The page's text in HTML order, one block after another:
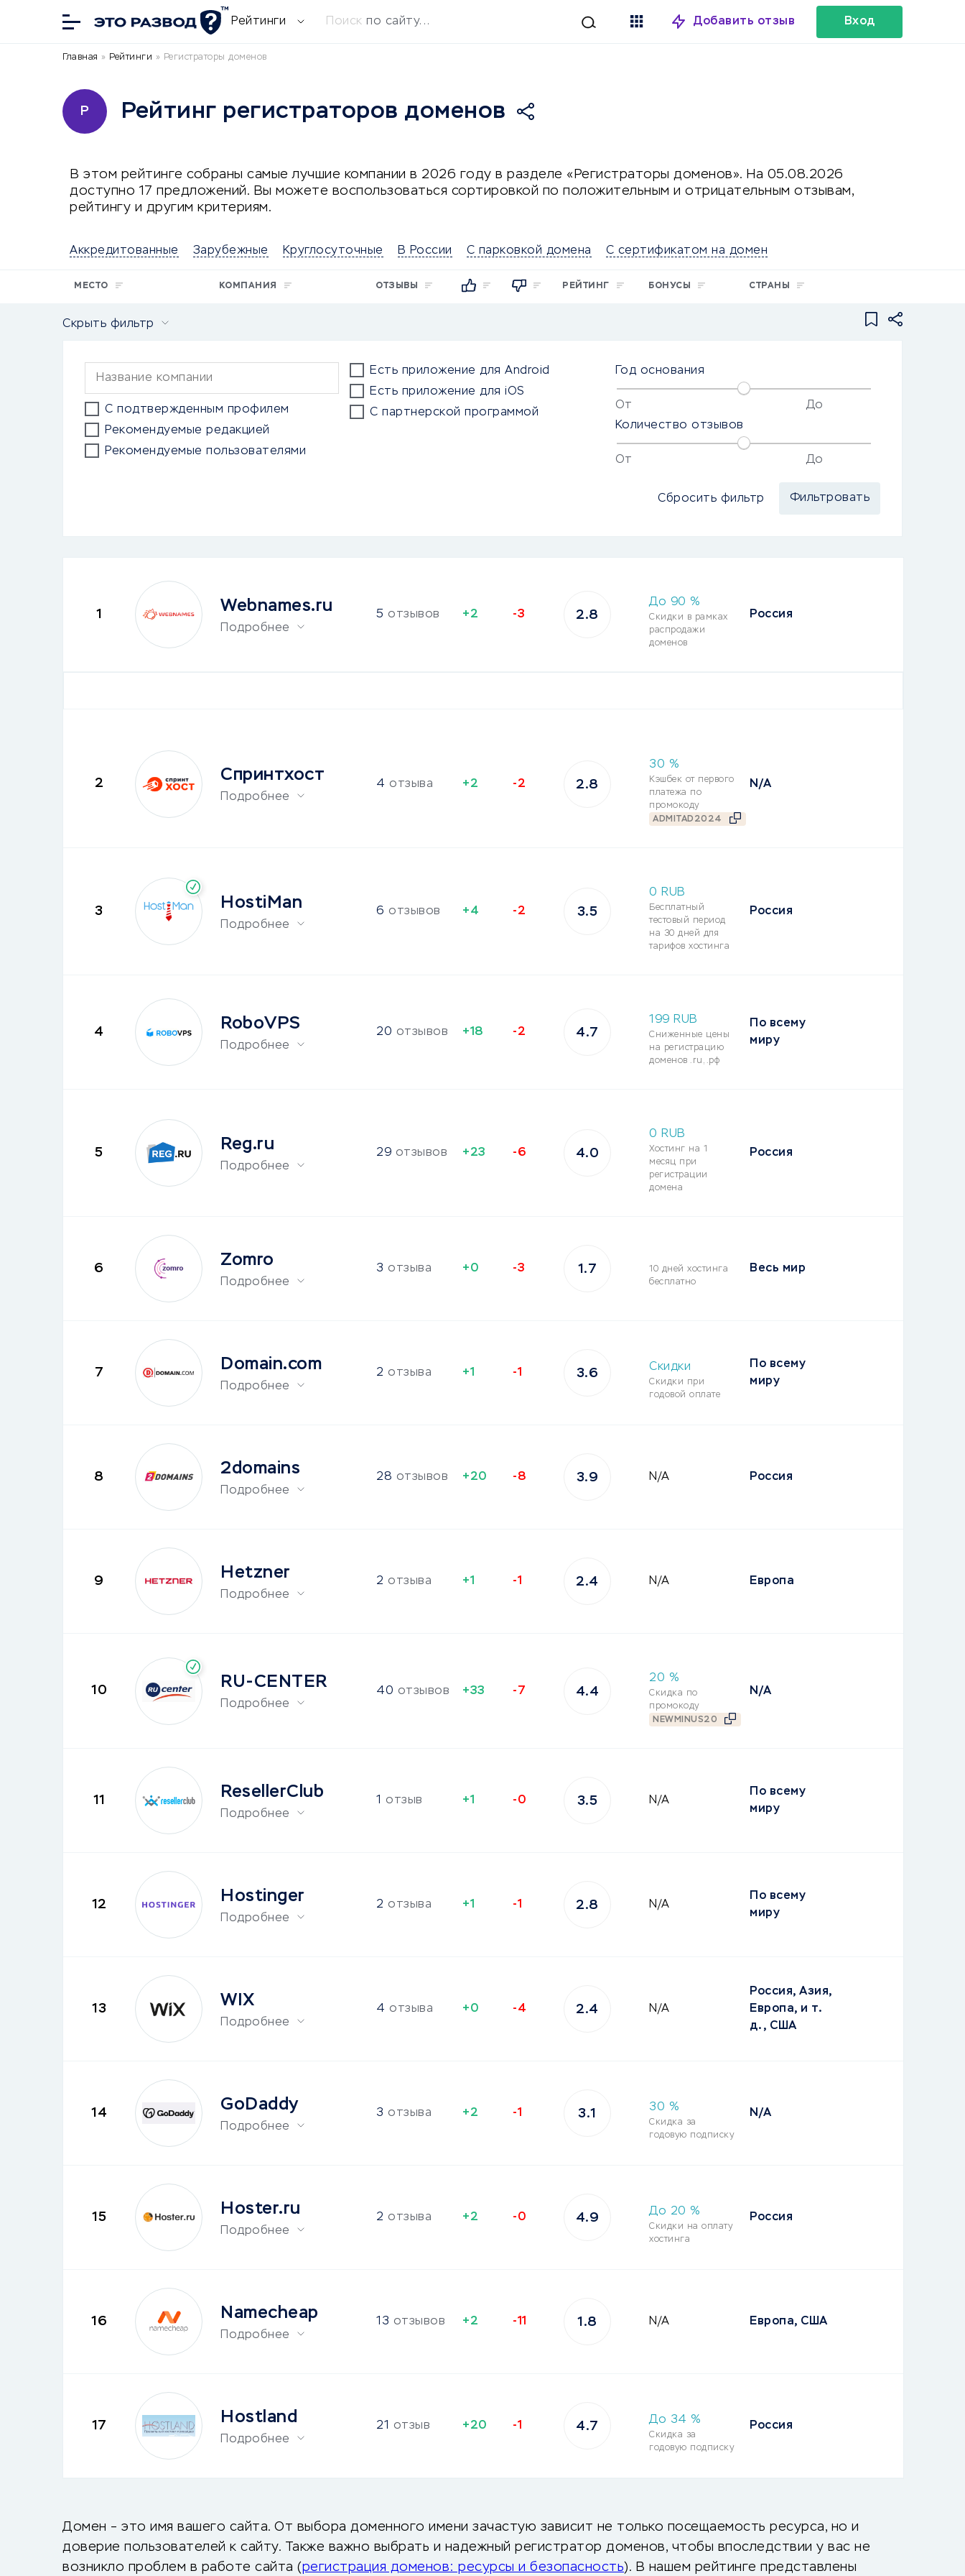
Рейтинги Поиск по сайту... Добавить отзыв Вход
Главная » Рейтинги » Регистраторы доменов
Р Рейтинг регистраторов доменов
В этом рейтинге собраны самые лучшие компании в 2026 году в разделе «Регистраторы доменов». На 05.08.2026
доступно 17 предложений. Вы можете воспользоваться сортировкой по положительным и отрицательным отзывам,
рейтингу и другим критериям.
Аккредитованные Зарубежные Круглосуточные В России С парковкой домена С сертификатом на домен
МЕСТО КОМПАНИЯ ОТЗЫВЫ РЕЙТИНГ БОНУСЫ СТРАНЫ
Скрыть фильтр
С подтвержденным профилем
Рекомендуемые редакцией
Рекомендуемые пользователями
Есть приложение для Android
Есть приложение для iOS
С партнерской программой
Год основания
От
До
Количество отзывов
От До
Сбросить фильтр
1 Webnames.ru
Подробнее
5 отзывов +2 -3 2.8
До 90 %
Скидки в рамках
распродажи
доменов
Россия
2 Спринтхост
Подробнее
4 отзыва +2 -2 2.8
30 %
Кэшбек от первого
платежа по
промокоду
ADMITAD2024
N/A
3 HostiMan
Подробнее
6 отзывов +4 -2 3.5
0 RUB
Бесплатный
тестовый период
на 30 дней для
тарифов хостинга
Россия
4 RoboVPS
Подробнее
20 отзывов +18 -2 4.7
199 RUB
Сниженные цены
на регистрацию
доменов .ru, .рф
По всему
миру
5 Reg.ru
Подробнее
29 отзывов +23 -6 4.0
0 RUB
Хостинг на 1
месяц при
регистрации
домена
Россия
6 Zomro
Подробнее
3 отзыва +0 -3 1.7
10 дней хостинга
бесплатно
Весь мир
7 Domain.com
Подробнее
2 отзыва +1 -1 3.6 Скидки
Скидки при
годовой оплате
По всему
миру
8 2domains
Подробнее
28 отзывов +20 -8 3.9 N/A Россия
9 Hetzner
Подробнее
2 отзыва +1 -1 2.4 N/A Европа
10 RU-CENTER
Подробнее
40 отзывов +33 -7 4.4
20 %
Скидка по
промокоду
NEWMINUS20
N/A
11 ResellerClub
Подробнее
1 отзыв +1 -0 3.5 N/A
По всему
миру
12 Hostinger
Подробнее
2 отзыва +1 -1 2.8 N/A
По всему
миру
13 WIX
Подробнее
4 отзыва +0 -4 2.4 N/A
Россия, Азия,
Европа, и т.
д., США
14 GoDaddy
Подробнее
3 отзыва +2 -1 3.1 30 %
Скидка за
годовую подписку
N/A
15 Hoster.ru
Подробнее
2 отзыва +2 -0 4.9 До 20 %
Скидки на оплату
хостинга
Россия
16 Namecheap
Подробнее
13 отзывов +2 -11 1.8 N/A Европа, США
17 Hostland
Подробнее
21 отзыв +20 -1 4.7 До 34 %
Скидка за
годовую подписку
Россия
Домен – это имя вашего сайта. От выбора доменного имени зачастую зависит не только посещаемость ресурса, но и
доверие пользователей к сайту. Также важно выбрать и надежный регистратор доменов, чтобы впоследствии у вас не
возникло проблем в работе сайта (регистрация доменов: ресурсы и безопасность). В нашем рейтинге представлены